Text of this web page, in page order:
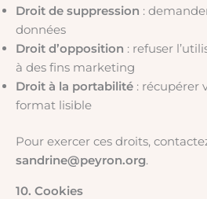
Droit de suppression :
données
Droit d’opposition : refuser
à des fins marketing
Droit à la portabilité : récupérer
format lisible
Pour exercer ces droits,
sandrine@peyron.org.
10. Cookies